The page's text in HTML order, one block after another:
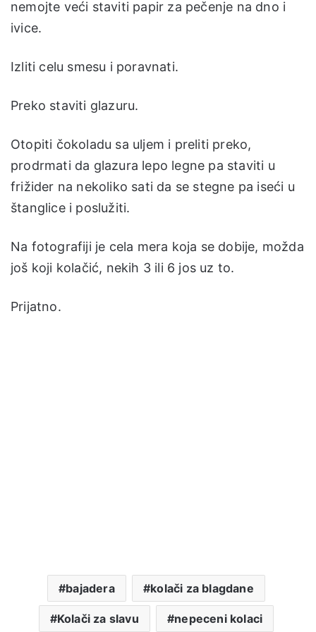
nemojte veći staviti papir za pečenje na dno i
ivice.
Izliti celu smesu i poravnati.
Preko staviti glazuru.
Otopiti čokoladu sa uljem i preliti preko,
prodrmati da glazura lepo legne pa staviti u
frižider na nekoliko sati da se stegne pa iseći u
štanglice i poslužiti.
Na fotografiji je cela mera koja se dobije, možda
još koji kolačić, nekih 3 ili 6 jos uz to.
Prijatno.
bajadera kolači za blagdane
Kolači za slavu nepeceni kolaci